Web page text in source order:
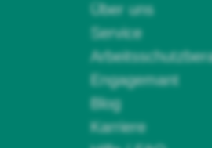
Über uns
Service
Engagemant
Blog
Karriere